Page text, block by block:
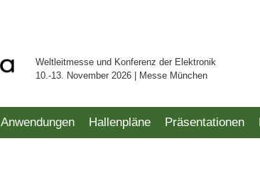
Weltleitmesse und Konferenz der Elektronik
10.-13. November 2026 | Messe München
Anwendungen Hallenpläne Präsentationen